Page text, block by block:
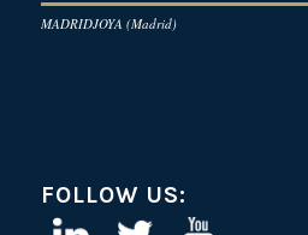
MADRIDJOYA (Madrid)
FOLLOW US: